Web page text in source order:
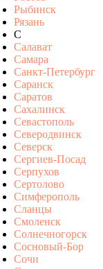
Рыбинск
Рязань
С
Салават
Самара
Санкт-Петербург
Саранск
Саратов
Сахалинск
Севастополь
Северодвинск
Северск
Сергиев-Посад
Серпухов
Сертолово
Симферополь
Сланцы
Смоленск
Солнечногорск
Сосновый-Бор
Сочи